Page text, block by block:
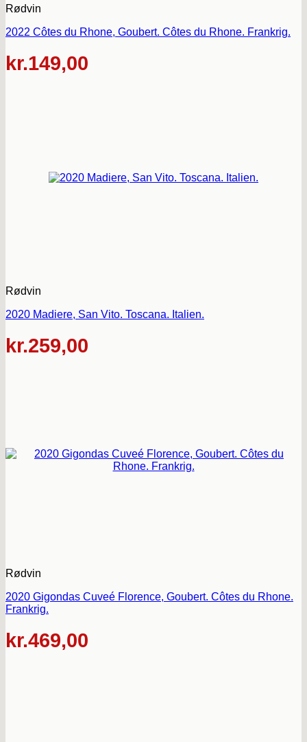
Rødvin
2022 Côtes du Rhone, Goubert. Côtes du Rhone. Frankrig.
kr.149,00
Rødvin
2020 Madiere, San Vito. Toscana. Italien.
kr.259,00
Rødvin
2020 Gigondas Cuveé Florence, Goubert. Côtes du Rhone.
Frankrig.
kr.469,00